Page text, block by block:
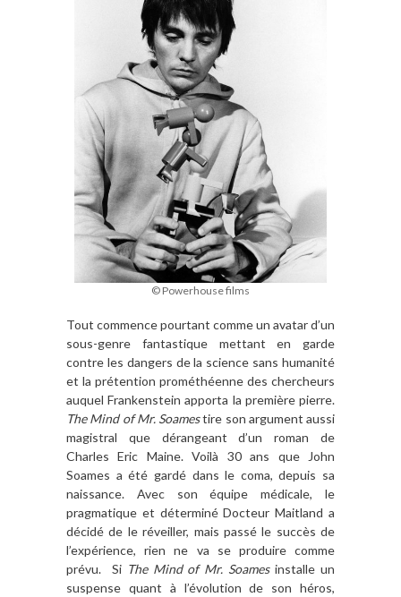
© Powerhouse films
Tout commence pourtant comme un avatar d’un
sous-genre fantastique mettant en garde
contre les dangers de la science sans humanité
et la prétention prométhéenne des chercheurs
auquel Frankenstein apporta la première pierre.
The Mind of Mr. Soamestire son argument aussi
magistral que dérangeant d’un roman de
Charles Eric Maine. Voilà 30 ans que John
Soames a été gardé dans le coma, depuis sa
naissance. Avec son équipe médicale, le
pragmatique et déterminé Docteur Maitland a
décidé de le réveiller, mais passé le succès de
l’expérience, rien ne va se produire comme
prévu. Si The Mind of Mr. Soamesinstalle un
suspense quant à l’évolution de son héros,